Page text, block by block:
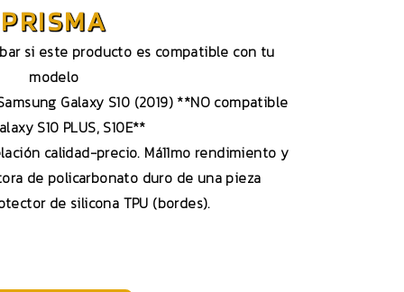
PRISMA
si este producto es compatible con tu
modelo
Galaxy S10 (2019) **NO compatible
S10 PLUS, S10E**
calidad-precio. Má11mo rendimiento y
de policarbonato duro de una pieza
de silicona TPU (bordes).